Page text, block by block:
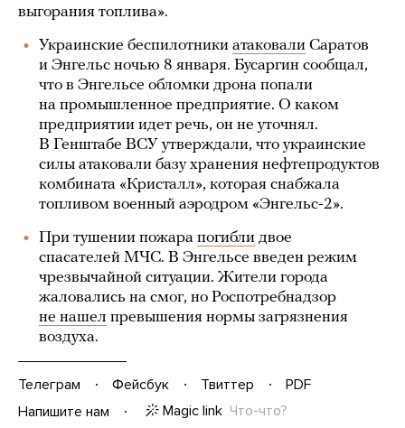
выгорания топлива».
Украинские беспилотники атаковали Саратов
и Энгельс ночью 8 января. Бусаргин сообщал,
что в Энгельсе обломки дрона попали
на промышленное предприятие. О каком
предприятии идет речь, он не уточнял.
В Генштабе ВСУ утверждали, что украинские
силы атаковали базу хранения нефтепродуктов
комбината «Кристалл», которая снабжала
топливом военный аэродром «Энгельс-2».
При тушении пожара погибли двое
спасателей МЧС. В Энгельсе введен режим
чрезвычайной ситуации. Жители города
жаловались на смог, но Роспотребнадзор
не нашел превышения нормы загрязнения
воздуха.
Телеграм Фейсбук Твиттер
PDF
Напишите нам
Magic link Что-что?